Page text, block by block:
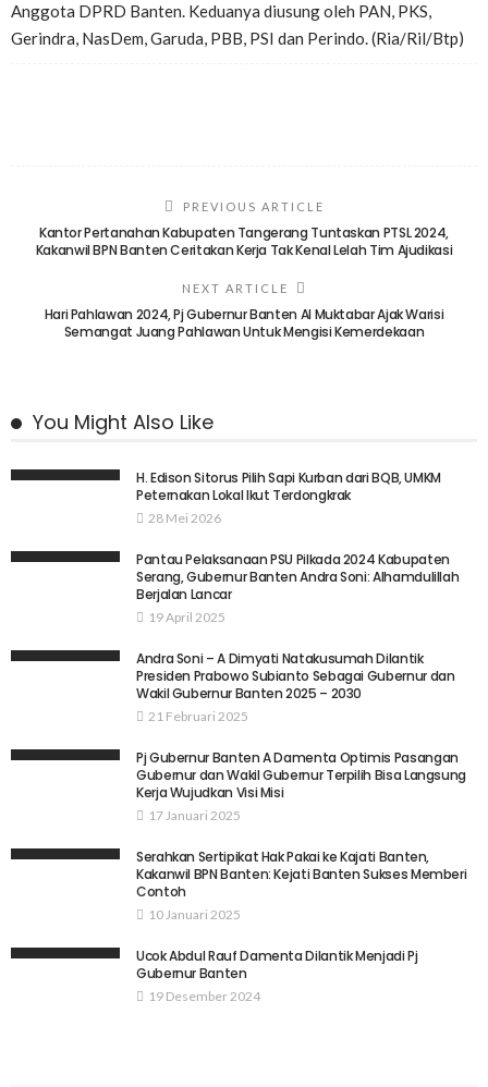
Anggota DPRD Banten. Keduanya diusung oleh PAN, PKS,
Gerindra, NasDem, Garuda, PBB, PSI dan Perindo. (Ria/Ril/Btp)
PREVIOUS ARTICLE
Kantor Pertanahan Kabupaten Tangerang Tuntaskan PTSL 2024,
Kakanwil BPN Banten Ceritakan Kerja Tak Kenal Lelah Tim Ajudikasi
NEXT ARTICLE
Hari Pahlawan 2024, Pj Gubernur Banten Al Muktabar Ajak Warisi
Semangat Juang Pahlawan Untuk Mengisi Kemerdekaan
You Might Also Like
H. Edison Sitorus Pilih Sapi Kurban dari BQB, UMKM
Peternakan Lokal Ikut Terdongkrak
28 Mei 2026
Pantau Pelaksanaan PSU Pilkada 2024 Kabupaten
Serang, Gubernur Banten Andra Soni: Alhamdulillah
Berjalan Lancar
19 April 2025
Andra Soni – A Dimyati Natakusumah Dilantik
Presiden Prabowo Subianto Sebagai Gubernur dan
Wakil Gubernur Banten 2025 – 2030
21 Februari 2025
Pj Gubernur Banten A Damenta Optimis Pasangan
Gubernur dan Wakil Gubernur Terpilih Bisa Langsung
Kerja Wujudkan Visi Misi
17 Januari 2025
Serahkan Sertipikat Hak Pakai ke Kajati Banten,
Kakanwil BPN Banten: Kejati Banten Sukses Memberi
Contoh
10 Januari 2025
Ucok Abdul Rauf Damenta Dilantik Menjadi Pj
Gubernur Banten
19 Desember 2024